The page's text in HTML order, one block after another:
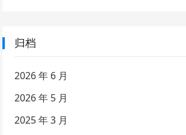
归档
2026 年 6 月
2026 年 5 月
2025 年 3 月